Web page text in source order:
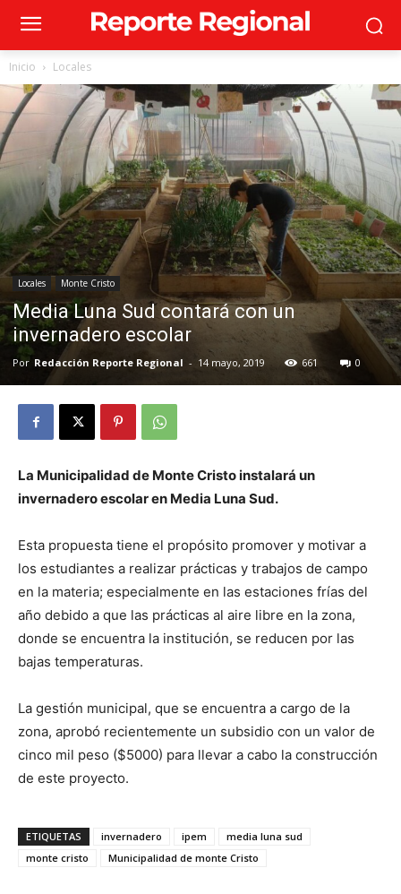
Inicio Locales
Locales Monte Cristo
Media Luna Sud contará con un
invernadero escolar
Por Redacción Reporte Regional - 14 mayo, 2019 661 0
La Municipalidad de Monte Cristo instalará un
invernadero escolar en Media Luna Sud.
Esta propuesta tiene el propósito promover y motivar a
los estudiantes a realizar prácticas y trabajos de campo
en la materia; especialmente en las estaciones frías del
año debido a que las prácticas al aire libre en la zona,
donde se encuentra la institución, se reducen por las
bajas temperaturas.
La gestión municipal, que se encuentra a cargo de la
zona, aprobó recientemente un subsidio con un valor de
cinco mil peso ($5000) para llevar a cabo la construcción
de este proyecto.
ETIQUETAS invernadero ipem
media luna sud
monte cristo
Municipalidad de monte Cristo